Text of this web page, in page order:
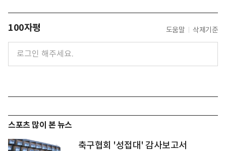
100자평 도움말 삭제기준
스포츠 많이 본 뉴스
축구협회 '성접대' 감사보고서